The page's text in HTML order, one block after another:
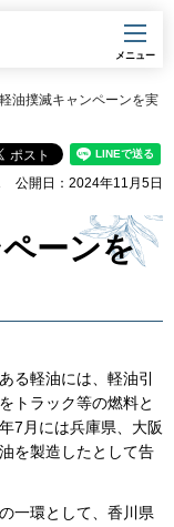
メニュー
油撲滅キャンペーンを実
公開日：2024年11月5日
ーンを
る軽油には、軽油引
トラック等の燃料と
7月には兵庫県、大阪
を製造したとして告
一環として、香川県